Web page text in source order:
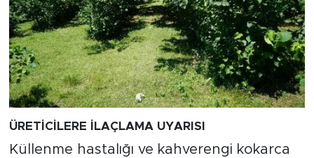
ÜRETİCİLERE İLAÇLAMA UYARISI
Küllenme hastalığı ve kahverengi kokarca